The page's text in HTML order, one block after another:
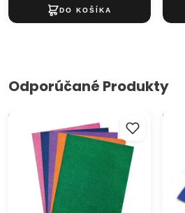
Odporúčané Produkty
Dekoračný filc 30 x 20 cm
rôzne farby / 1ks